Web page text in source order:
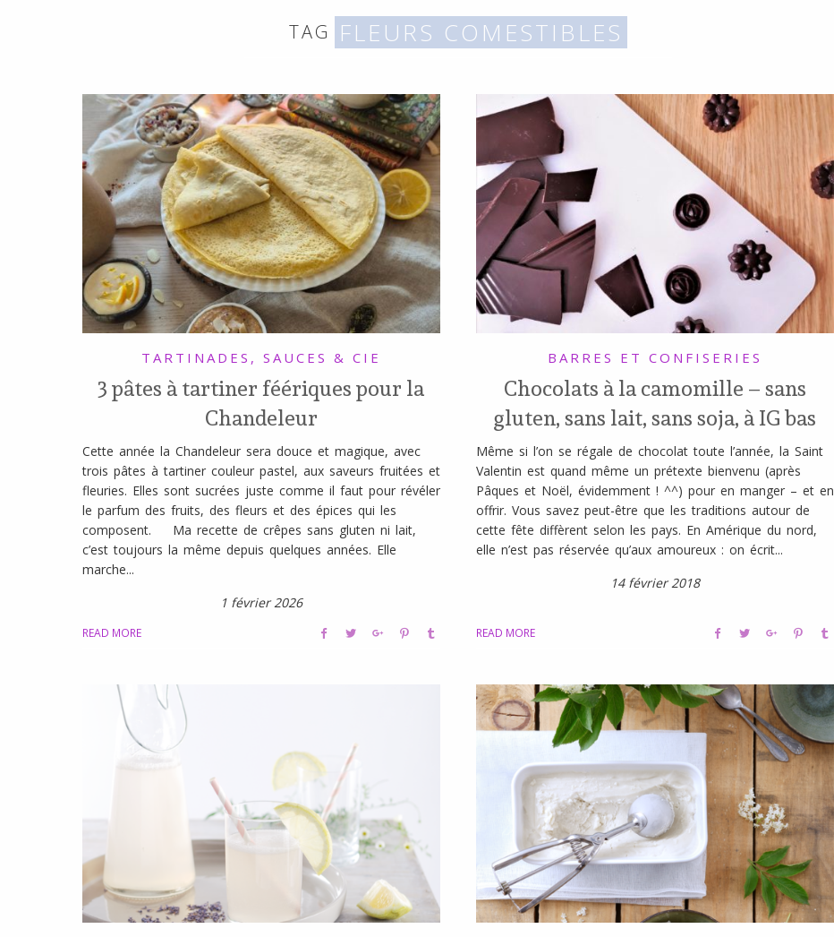
LAIT,
SANS
SOJA,
SANS
ŒUFS
TAG FLEURS COMESTIBLES
TARTINADES, SAUCES & CIE
3 pâtes à tartiner féériques pour la
Chandeleur
Cette année la Chandeleur sera douce et magique, avec
trois pâtes à tartiner couleur pastel, aux saveurs fruitées et
fleuries. Elles sont sucrées juste comme il faut pour révéler
le parfum des fruits, des fleurs et des épices qui les
composent. Ma recette de crêpes sans gluten ni lait,
c’est toujours la même depuis quelques années. Elle
marche...
1 février 2026
READ MORE
BARRES ET CONFISERIES
Chocolats à la camomille – sans
gluten, sans lait, sans soja, à IG bas
Même si l’on se régale de chocolat toute l’année, la Saint
Valentin est quand même un prétexte bienvenu (après
Pâques et Noël, évidemment ! ^^) pour en manger – et en
offrir. Vous savez peut-être que les traditions autour de
cette fête diffèrent selon les pays. En Amérique du nord,
elle n’est pas réservée qu’aux amoureux : on écrit...
14 février 2018
READ MORE